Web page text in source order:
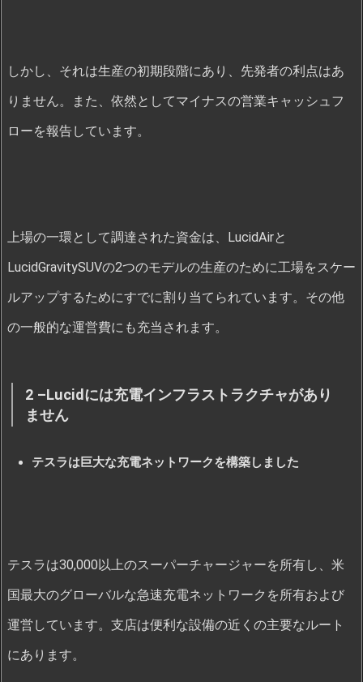
しかし、それは生産の初期段階にあり、先発者の利点はあ
りません。また、依然としてマイナスの営業キャッシュフ
ローを報告しています。
上場の一環として調達された資金は、LucidAirと
LucidGravitySUVの2つのモデルの生産のために工場をスケー
ルアップするためにすでに割り当てられています。その他
の一般的な運営費にも充当されます。
2 –Lucidには充電インフラストラクチャがあり
ません
テスラは巨大な充電ネットワークを構築しました
テスラは30,000以上のスーパーチャージャーを所有し、米
国最大のグローバルな急速充電ネットワークを所有および
運営しています。支店は便利な設備の近くの主要なルート
にあります。